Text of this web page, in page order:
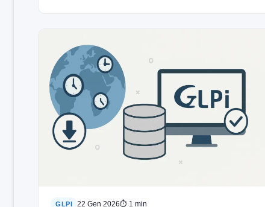
GLPI 22 Gen 2026⏱ 1 min